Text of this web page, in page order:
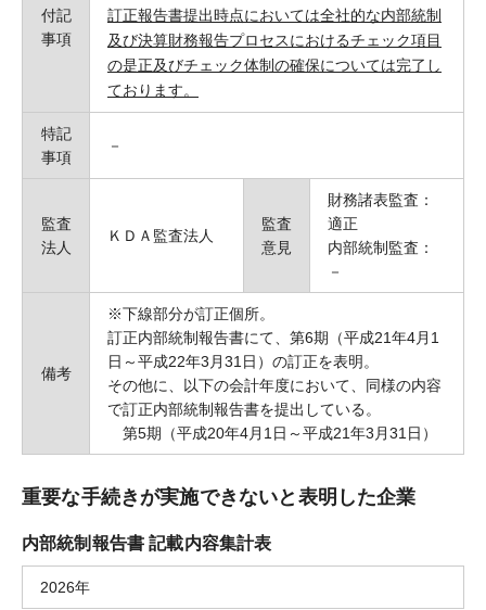
内部統制報告書 記載内容集計表
2026年
付記
事項
訂正報告書提出時点においては全社的な内部統制
及び決算財務報告プロセスにおけるチェック項目
の是正及びチェック体制の確保については完了し
ております。
特記
事項
－
監査
法人
ＫＤＡ監査法人
監査
意見
財務諸表監査：
適正
内部統制監査：
－
備考
※下線部分が訂正個所。
訂正内部統制報告書にて、第6期（平成21年4月1
日～平成22年3月31日）の訂正を表明。
その他に、以下の会計年度において、同様の内容
で訂正内部統制報告書を提出している。
第5期（平成20年4月1日～平成21年3月31日）
重要な手続きが実施できないと表明した企業